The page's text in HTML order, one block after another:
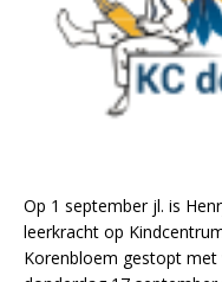
Op 1 september jl. is
leerkracht op
Korenbloem gestopt met